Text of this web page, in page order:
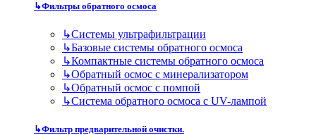
↳Фильтры обратного осмоса
↳Cистемы ультрафильтрации
↳Базовые системы обратного осмоса
↳Компактные системы обратного осмоса
↳Обратный осмос с минерализатором
↳Обратный осмос с помпой
↳Система обратного осмоса с UV-лампой
↳Фильтр предварительной очистки.